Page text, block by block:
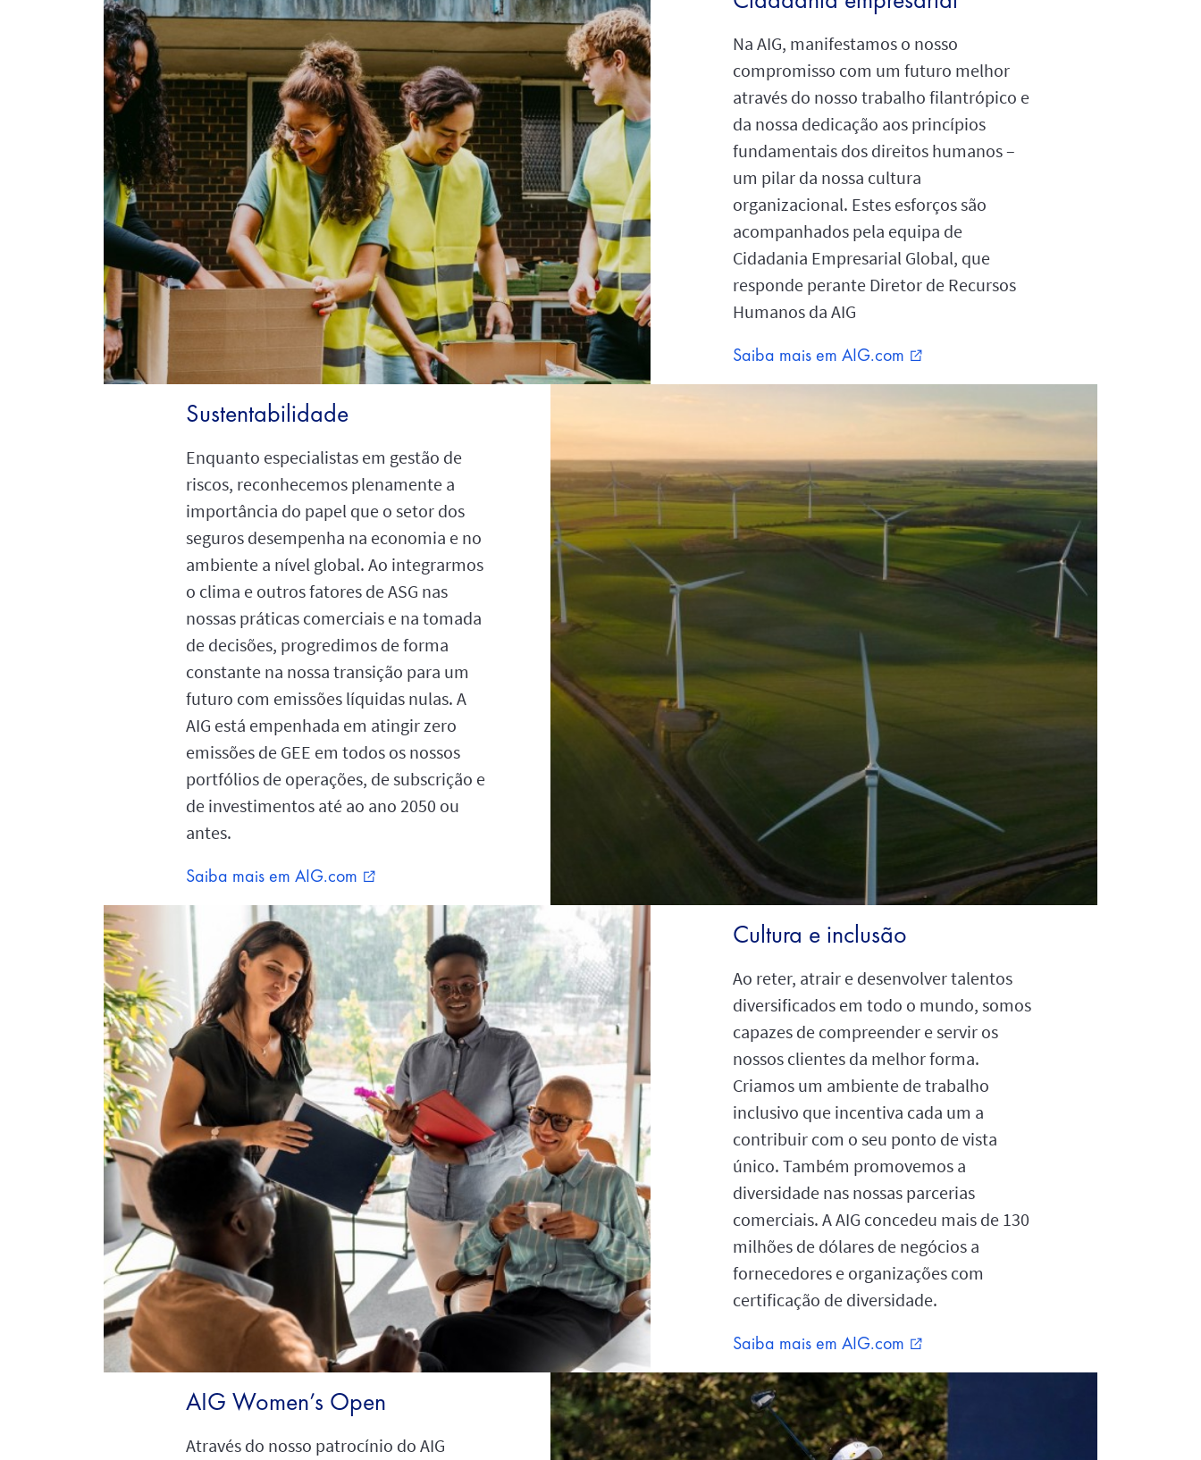
Na AIG, manifestamos o nosso
compromisso com um futuro melhor
através do nosso trabalho filantrópico e
da nossa dedicação aos princípios
fundamentais dos direitos humanos –
um pilar da nossa cultura
organizacional. Estes esforços são
acompanhados pela equipa de
Cidadania Empresarial Global, que
responde perante Diretor de Recursos
Humanos da AIG
Saiba mais em AIG.com external_link
Sustentabilidade
Enquanto especialistas em gestão de
riscos, reconhecemos plenamente a
importância do papel que o setor dos
seguros desempenha na economia e no
ambiente a nível global. Ao integrarmos
o clima e outros fatores de ASG nas
nossas práticas comerciais e na tomada
de decisões, progredimos de forma
constante na nossa transição para um
futuro com emissões líquidas nulas. A
AIG está empenhada em atingir zero
emissões de GEE em todos os nossos
portfólios de operações, de subscrição e
de investimentos até ao ano 2050 ou
antes.
Saiba mais em AIG.com external_link
Cultura e inclusão
Ao reter, atrair e desenvolver talentos
diversificados em todo o mundo, somos
capazes de compreender e servir os
nossos clientes da melhor forma.
Criamos um ambiente de trabalho
inclusivo que incentiva cada um a
contribuir com o seu ponto de vista
único. Também promovemos a
diversidade nas nossas parcerias
comerciais. A AIG concedeu mais de 130
milhões de dólares de negócios a
fornecedores e organizações com
certificação de diversidade.
Saiba mais em AIG.com external_link
AIG Women’s Open
Através do nosso patrocínio do AIG